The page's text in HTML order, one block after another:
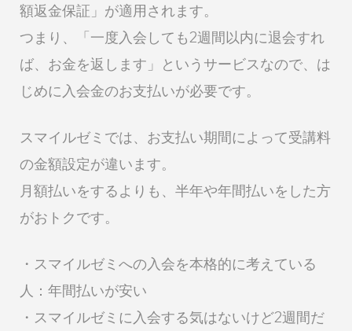
額返金保証」が適用されます。
つまり、「一度入会しても2週間以内に退会すれ
ば、お金を返します」というサービスなので、は
じめに入会金のお支払いが必要です。
スマイルゼミでは、お支払い期間によって受講料
の金額設定が違います。
月額払いをするよりも、半年や年間払いをした方
がおトクです。
・スマイルゼミへの入会を本格的に考えている
人：年間払いが安い
・スマイルゼミに入会する気はないけど2週間だ